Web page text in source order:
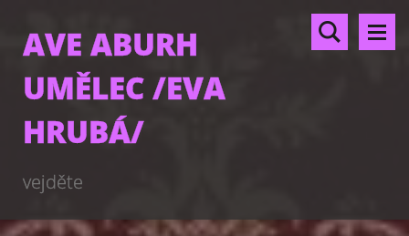
AVE ABURH
UMĚLEC /EVA
HRUBÁ/
vejděte